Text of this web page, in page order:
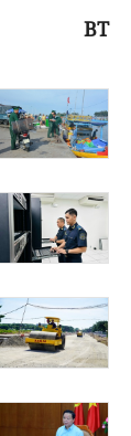
BT